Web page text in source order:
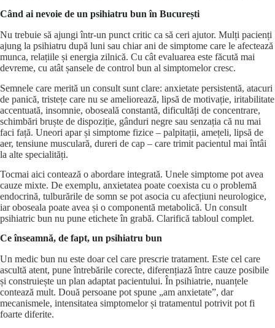
Când ai nevoie de un psihiatru bun în București
Nu trebuie să ajungi într-un punct critic ca să ceri ajutor. Mulți pacienți
ajung la psihiatru după luni sau chiar ani de simptome care le afectează
munca, relațiile și energia zilnică. Cu cât evaluarea este făcută mai
devreme, cu atât șansele de control bun al simptomelor cresc.
Semnele care merită un consult sunt clare: anxietate persistentă, atacuri
de panică, tristețe care nu se ameliorează, lipsă de motivație, iritabilitate
accentuată, insomnie, oboseală constantă, dificultăți de concentrare,
schimbări bruște de dispoziție, gânduri negre sau senzația că nu mai
faci față. Uneori apar și simptome fizice – palpitații, amețeli, lipsă de
aer, tensiune musculară, dureri de cap – care trimit pacientul mai întâi
la alte specialități.
Tocmai aici contează o abordare integrată. Unele simptome pot avea
cauze mixte. De exemplu, anxietatea poate coexista cu o problemă
endocrină, tulburările de somn se pot asocia cu afecțiuni neurologice,
iar oboseala poate avea și o componentă metabolică. Un consult
psihiatric bun nu pune etichete în grabă. Clarifică tabloul complet.
Ce înseamnă, de fapt, un psihiatru bun
Un medic bun nu este doar cel care prescrie tratament. Este cel care
ascultă atent, pune întrebările corecte, diferențiază între cauze posibile
și construiește un plan adaptat pacientului. În psihiatrie, nuanțele
contează mult. Două persoane pot spune „am anxietate”, dar
mecanismele, intensitatea simptomelor și tratamentul potrivit pot fi
foarte diferite.